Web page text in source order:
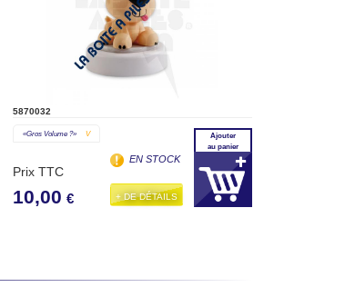
5870032
«gros Volume ?» V
Prix TTC
10,00 €
EN STOCK
+ DE DÉTAILS
Ajouter
au panier